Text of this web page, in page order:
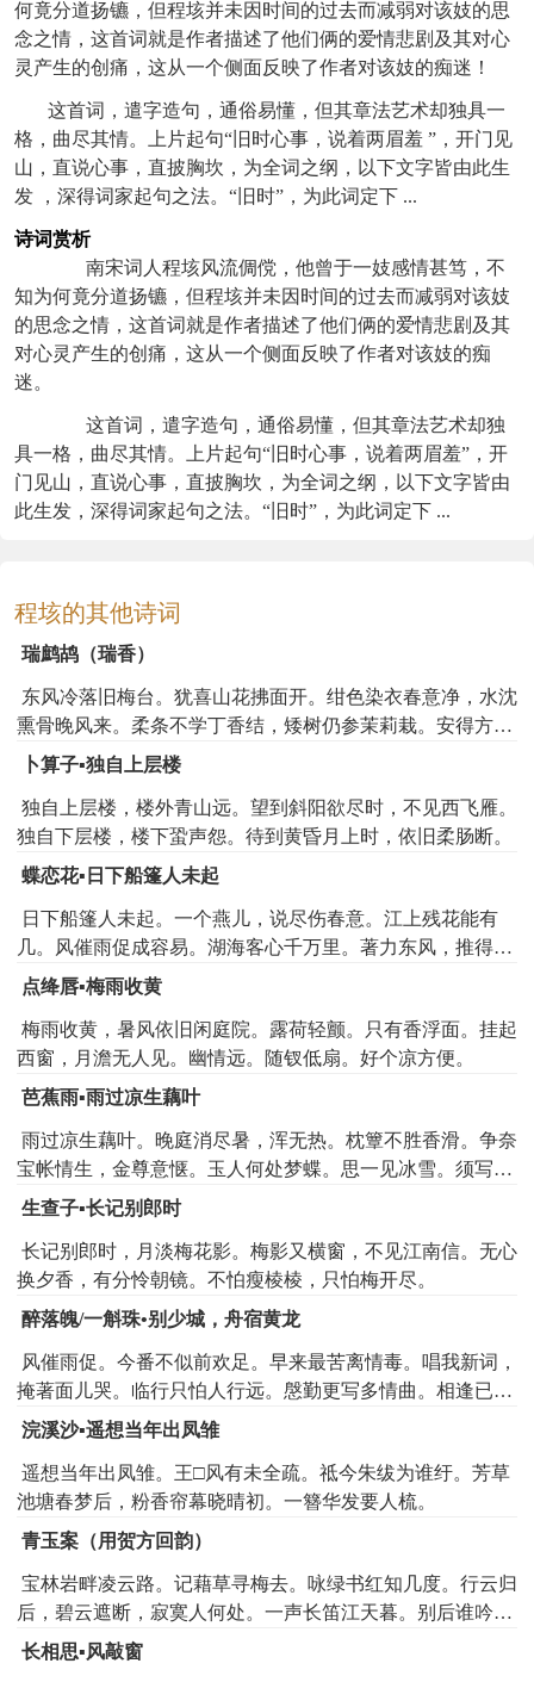
何竟分道扬镳，但程垓并未因时间的过去而减弱对该妓的思
念之情，这首词就是作者描述了他们俩的爱情悲剧及其对心
灵产生的创痛，这从一个侧面反映了作者对该妓的痴迷！
这首词，遣字造句，通俗易懂，但其章法艺术却独具一
格，曲尽其情。上片起句“旧时心事，说着两眉羞 ”，开门见
山，直说心事，直披胸坎，为全词之纲，以下文字皆由此生
发 ，深得词家起句之法。“旧时”，为此词定下 ...
诗词赏析
南宋词人程垓风流倜傥，他曾于一妓感情甚笃，不
知为何竟分道扬镳，但程垓并未因时间的过去而减弱对该妓
的思念之情，这首词就是作者描述了他们俩的爱情悲剧及其
对心灵产生的创痛，这从一个侧面反映了作者对该妓的痴
迷。
这首词，遣字造句，通俗易懂，但其章法艺术却独
具一格，曲尽其情。上片起句“旧时心事，说着两眉羞”，开
门见山，直说心事，直披胸坎，为全词之纲，以下文字皆由
此生发，深得词家起句之法。“旧时”，为此词定下 ...
程垓的其他诗词
瑞鹧鸪（瑞香）
东风冷落旧梅台。犹喜山花拂面开。绀色染衣春意净，水沈
熏骨晚风来。柔条不学丁香结，矮树仍参茉莉栽。安得方盆
载幽植，道人随处作香材。
卜算子▪独自上层楼
独自上层楼，楼外青山远。望到斜阳欲尽时，不见西飞雁。
独自下层楼，楼下蛩声怨。待到黄昏月上时，依旧柔肠断。
蝶恋花▪日下船篷人未起
日下船篷人未起。一个燕儿，说尽伤春意。江上残花能有
几。风催雨促成容易。湖海客心千万里。著力东风，推得人
行未。相次桃花三月水。菱歌谁伴西湖醉。
点绛唇▪梅雨收黄
梅雨收黄，暑风依旧闲庭院。露荷轻颤。只有香浮面。挂起
西窗，月澹无人见。幽情远。随钗低扇。好个凉方便。
芭蕉雨▪雨过凉生藕叶
雨过凉生藕叶。晚庭消尽暑，浑无热。枕簟不胜香滑。争奈
宝帐情生，金尊意惬。玉人何处梦蝶。思一见冰雪。须写个
帖儿丁宁说。试问道肯来么，今夜小院无人，重楼有月。
生查子▪长记别郎时
长记别郎时，月淡梅花影。梅影又横窗，不见江南信。无心
换夕香，有分怜朝镜。不怕瘦棱棱，只怕梅开尽。
醉落魄/一斛珠•别少城，舟宿黄龙
风催雨促。今番不似前欢足。早来最苦离情毒。唱我新词，
掩著面儿哭。临行只怕人行远。慇勤更写多情曲。相逢已是
腰如束。从此知他，还减几分玉。
浣溪沙▪遥想当年出凤雏
遥想当年出凤雏。王□风有未全疏。祗今朱绂为谁纡。芳草
池塘春梦后，粉香帘幕晓晴初。一簪华发要人梳。
青玉案（用贺方回韵）
宝林岩畔凌云路。记藉草寻梅去。咏绿书红知几度。行云归
后，碧云遮断，寂寞人何处。一声长笛江天暮。别后谁吟倚
楼句。匀面照溪心已许。欲凭锦字，写人愁去，生怕梨花
长相思▪风敲窗